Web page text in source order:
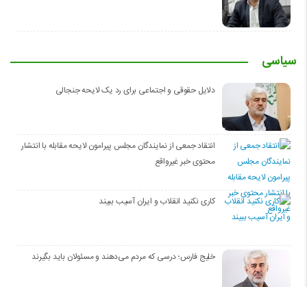
سیاسی
دلایل حقوقی و اجتماعی برای رد یک لایحه جنجالی
انتقاد جمعی از نمایندگان مجلس پیرامون لایحه مقابله با انتشار
محتوی خبر غیرواقع
کاری نکنید انقلاب و ایران آسیب ببیند
خلیج فارس؛ درسی که مردم می‌دهند و مسئولان باید بگیرند